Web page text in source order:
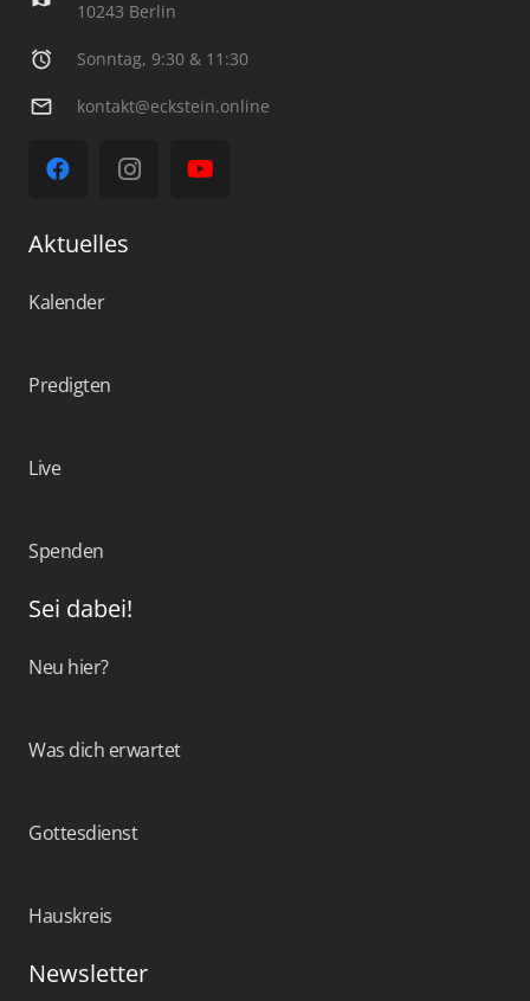
10243 Berlin
alarm Sonntag, 9:30 & 11:30
mail_outline kontakt@eckstein.online
Aktuelles
Kalender
Predigten
Live
Spenden
Sei dabei!
Neu hier?
Was dich erwartet
Gottesdienst
Hauskreis
Newsletter